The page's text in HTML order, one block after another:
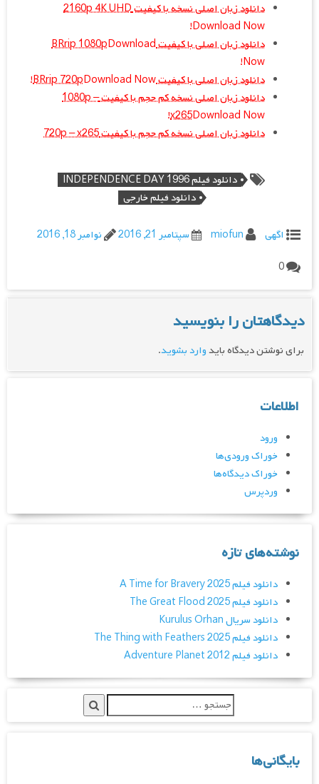
دانلود زبان اصلی نسخه با کیفیت 2160p 4K UHD
Download Now!
دانلود زبان اصلی با کیفیت BRrip 1080pDownload
Now!
دانلود زبان اصلی با کیفیت BRrip 720pDownload Now!
دانلود زبان اصلی نسخه کم حجم با کیفیت 1080p –
x265Download Now!
دانلود زبان اصلی نسخه کم حجم با کیفیت 720p – x265
دانلود فیلم INDEPENDENCE DAY 1996
دانلود فیلم خارجی
اگهی miofun سپتامبر 21, 2016
نوامبر 18, 2016
0
دیدگاهتان را بنویسید
برای نوشتن دیدگاه بایدوارد بشوید.
اطلاعات
ورود
خوراک ورودی‌ها
خوراک دیدگاه‌ها
وردپرس
نوشته‌های تازه
دانلود فیلم A Time for Bravery 2025
دانلود فیلم The Great Flood 2025
دانلود سریال Kurulus Orhan
دانلود فیلم The Thing with Feathers 2025
دانلود فیلم Adventure Planet 2012
بایگانی‌ها